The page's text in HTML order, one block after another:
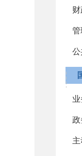
公
政